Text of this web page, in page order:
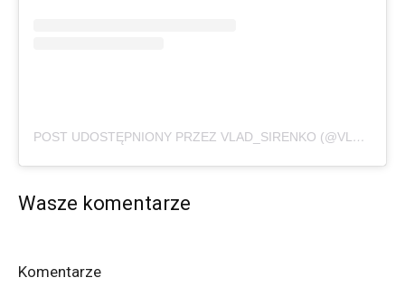
POST UDOSTĘPNIONY PRZEZ VLAD_SIRENKO (@VLAD_STARIU)
Wasze komentarze
Komentarze